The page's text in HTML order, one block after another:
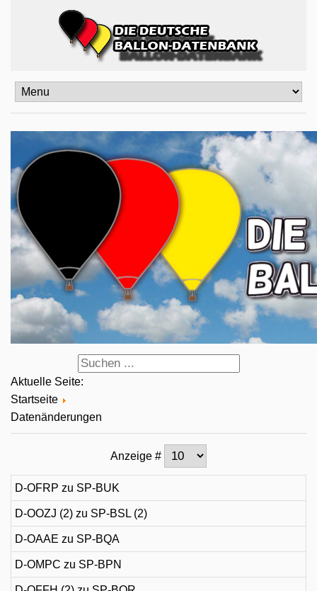
Aktuelle Seite:
Startseite
Datenänderungen
Anzeige #
D-OFRP zu SP-BUK
D-OOZJ (2) zu SP-BSL (2)
D-OAAE zu SP-BQA
D-OMPC zu SP-BPN